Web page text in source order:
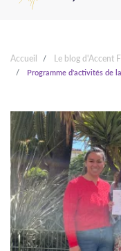
Accueil Le blog d'Accent
Programme d'activités de